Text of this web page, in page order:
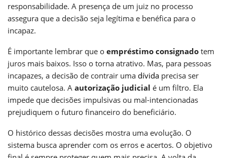
responsabilidade. A presença de um juiz no processo
assegura que a decisão seja legítima e benéfica para o
incapaz.
É importante lembrar que o empréstimo consignado tem
juros mais baixos. Isso o torna atrativo. Mas, para pessoas
incapazes, a decisão de contrair uma dívida precisa ser
muito cautelosa. A autorização judicial é um filtro. Ela
impede que decisões impulsivas ou mal-intencionadas
prejudiquem o futuro financeiro do beneficiário.
O histórico dessas decisões mostra uma evolução. O
sistema busca aprender com os erros e acertos. O objetivo